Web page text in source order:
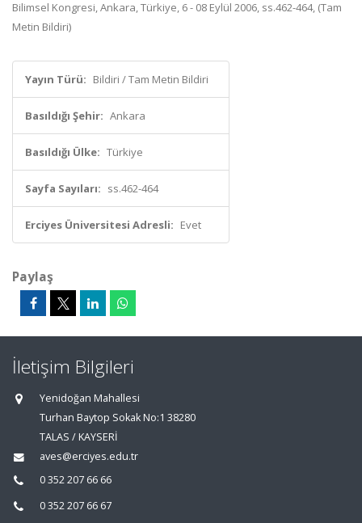
Bilimsel Kongresi, Ankara, Türkiye, 6 - 08 Eylül 2006, ss.462-464, (Tam
Metin Bildiri)
Yayın Türü: Bildiri / Tam Metin Bildiri
Basıldığı Şehir: Ankara
Basıldığı Ülke: Türkiye
Sayfa Sayıları: ss.462-464
Erciyes Üniversitesi Adresli: Evet
Paylaş
İletişim Bilgileri
Yenidoğan Mahallesi
Turhan Baytop Sokak No:1 38280
TALAS / KAYSERİ
aves@erciyes.edu.tr
0 352 207 66 66
0 352 207 66 67